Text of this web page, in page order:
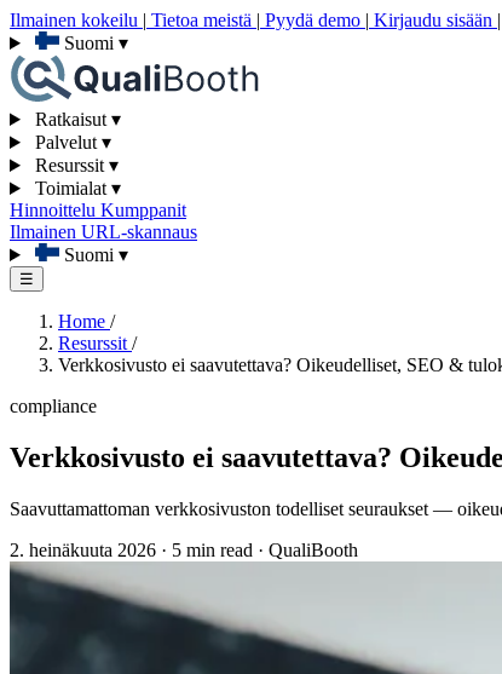
Ilmainen kokeilu | Tietoa meistä | Pyydä demo | Kirjaudu sisään |
Suomi ▾
Ratkaisut ▾
Palvelut ▾
Resurssit ▾
Toimialat ▾
Hinnoittelu Kumppanit
Ilmainen URL-skannaus
Suomi ▾
☰
Home /
Resurssit /
Verkkosivusto ei saavutettava? Oikeudelliset, SEO &
compliance
Verkkosivusto ei saavutettava?
Saavuttamattoman verkkosivuston todelliset seuraukset —
2. heinäkuuta 2026 · 5 min read · QualiBooth